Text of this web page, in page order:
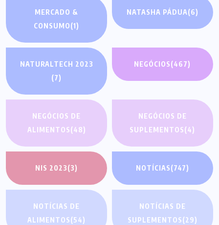
MERCADO &
CONSUMO(1)
NATASHA PÁDUA(6)
NATURALTECH 2023
(7)
NEGÓCIOS(467)
NEGÓCIOS DE
ALIMENTOS(48)
NEGÓCIOS DE
SUPLEMENTOS(4)
NIS 2023(3) NOTÍCIAS(747)
NOTÍCIAS DE
ALIMENTOS(54)
NOTÍCIAS DE
SUPLEMENTOS(29)